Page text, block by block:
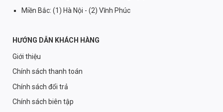
Miền Bắc: (1) Hà Nội - (2) Vĩnh Phúc
HƯỚNG DẪN KHÁCH HÀNG
Giới thiệu
Chính sách thanh toán
Chính sách đổi trả
Chính sách biên tập